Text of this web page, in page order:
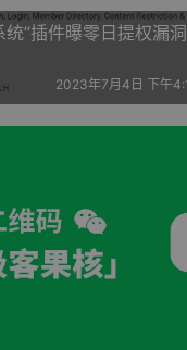
”插件曝零日提权漏洞
2023年7月4日 下午